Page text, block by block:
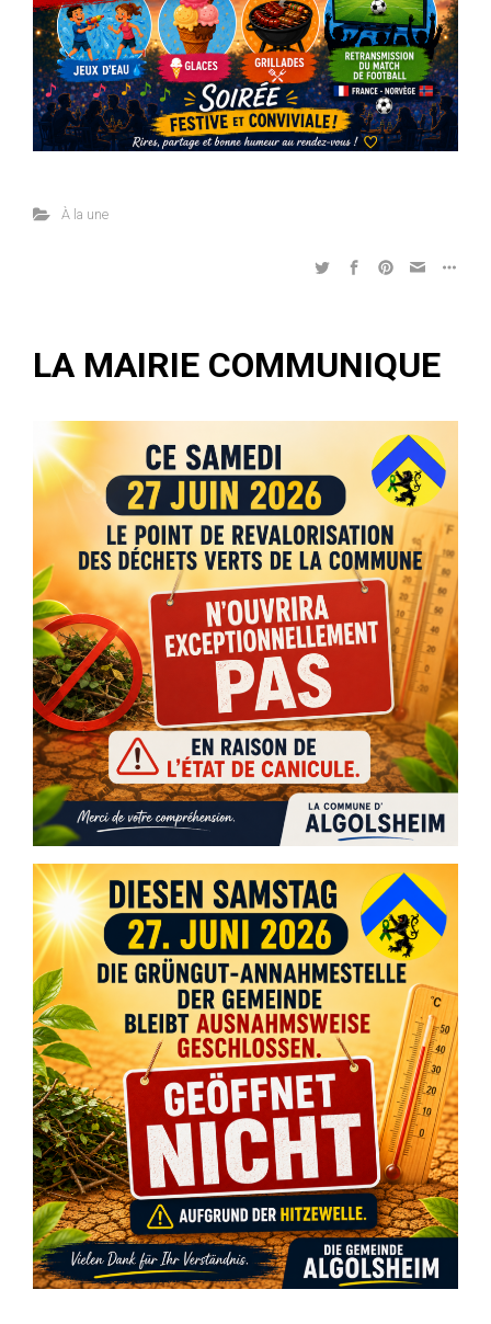
À la une
LA MAIRIE COMMUNIQUE